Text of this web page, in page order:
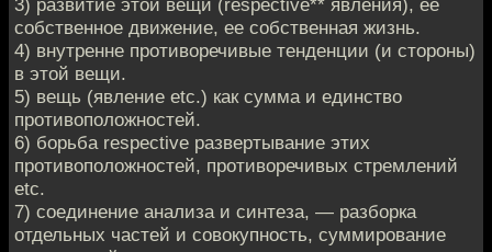
собственное движение, ее собственная жизнь.
4) внутренне противоречивые тенденции (и стороны)
в этой вещи.
5) вещь (явление etc.) как сумма и единство
противоположностей.
6) борьба respective развертывание этих
противоположностей, противоречивых стремлений
etc.
7) соединение анализа и синтеза, — разборка
отдельных частей и совокупность, суммирование